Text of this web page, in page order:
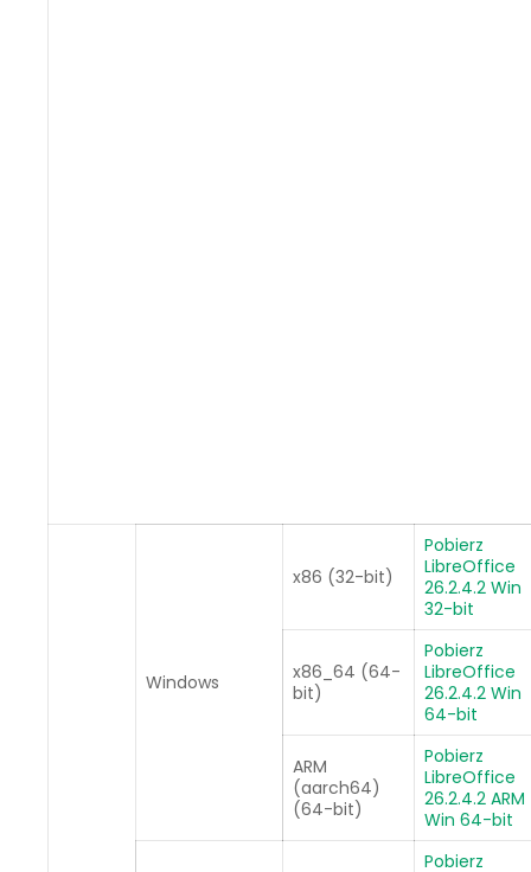
Windows
x86 (32-bit)
Pobierz
LibreOffice
26.2.4.2 Win
32-bit
x86_64 (64-
bit)
Pobierz
LibreOffice
26.2.4.2 Win
64-bit
ARM
(aarch64)
(64-bit)
Pobierz
LibreOffice
26.2.4.2 ARM
Win 64-bit
Pobierz